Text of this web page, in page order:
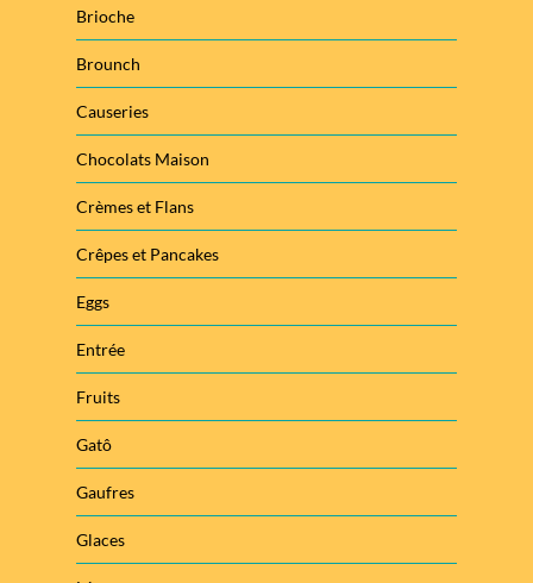
Brioche
Brounch
Causeries
Chocolats Maison
Crèmes et Flans
Crêpes et Pancakes
Eggs
Entrée
Fruits
Gatô
Gaufres
Glaces